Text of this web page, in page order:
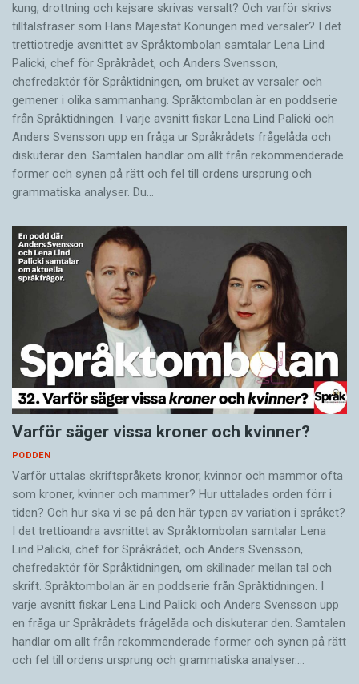
kung, drottning och kejsare skrivas versalt? Och varför skrivs
tilltalsfraser som Hans Majestät Konungen med versaler? I det
trettiotredje avsnittet av Språktombolan samtalar Lena Lind
Palicki, chef för Språkrådet, och Anders Svensson,
chefredaktör för Språktidningen, om bruket av versaler och
gemener i olika sammanhang. Språktombolan är en poddserie
från Språktidningen. I varje avsnitt fiskar Lena Lind Palicki och
Anders Svensson upp en fråga ur Språkrådets frågelåda och
diskuterar den. Samtalen handlar om allt från rekommenderade
former och synen på rätt och fel till ordens ursprung och
grammatiska analyser. Du…
Varför säger vissa kroner och kvinner?
PODDEN
Varför uttalas skriftspråkets kronor, kvinnor och mammor ofta
som kroner, kvinner och mammer? Hur uttalades orden förr i
tiden? Och hur ska vi se på den här typen av variation i språket?
I det trettioandra avsnittet av Språktombolan samtalar Lena
Lind Palicki, chef för Språkrådet, och Anders Svensson,
chefredaktör för Språktidningen, om skillnader mellan tal och
skrift. Språktombolan är en poddserie från Språktidningen. I
varje avsnitt fiskar Lena Lind Palicki och Anders Svensson upp
en fråga ur Språkrådets frågelåda och diskuterar den. Samtalen
handlar om allt från rekommenderade former och synen på rätt
och fel till ordens ursprung och grammatiska analyser.…